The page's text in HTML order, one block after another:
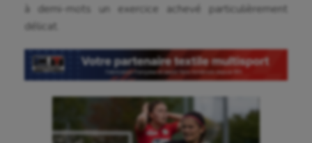
Aéronautique
Auto
Aviron
Balle à la main
à demi-mots un exercice achevé particulièrement
délicat.